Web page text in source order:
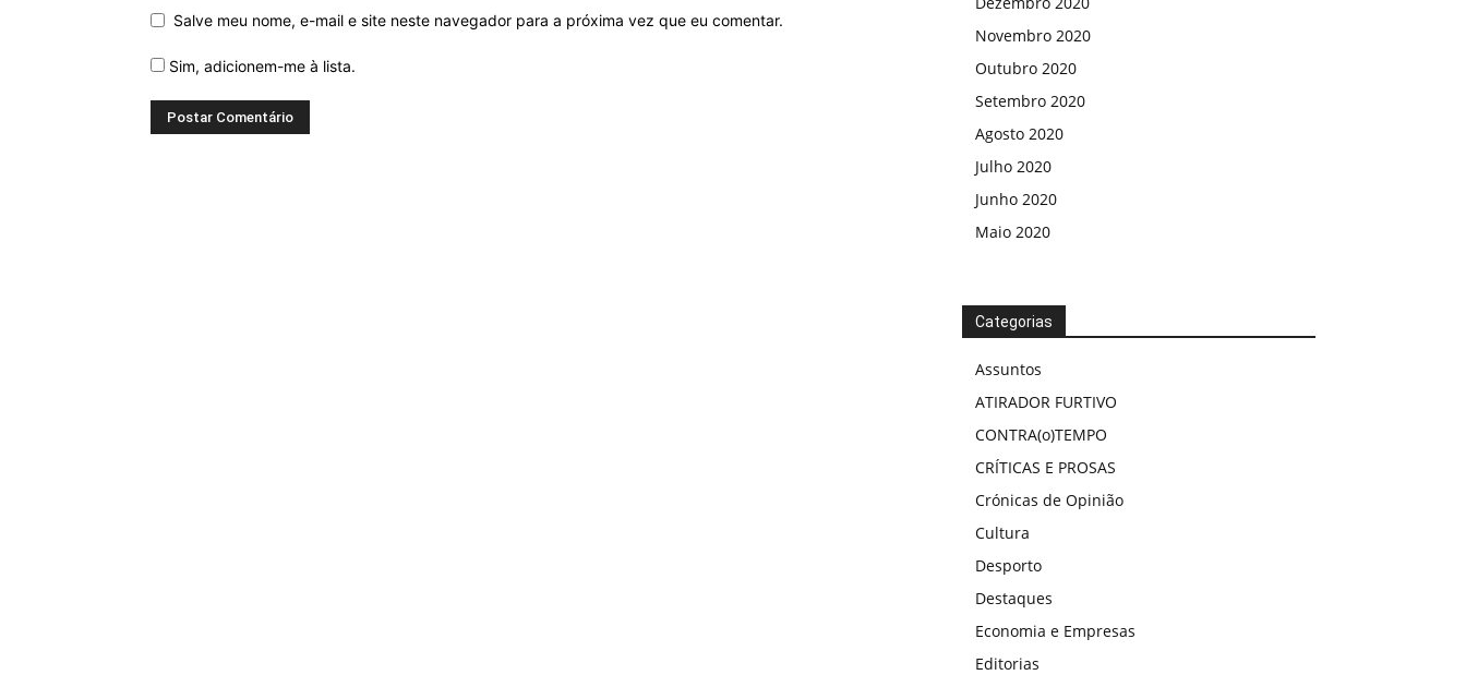
Salve meu nome, e-mail e site neste navegador para a próxima vez que eu comentar.
Sim, adicionem-me à lista.
Novembro 2020
Outubro 2020
Setembro 2020
Agosto 2020
Julho 2020
Junho 2020
Maio 2020
Categorias
Assuntos
ATIRADOR FURTIVO
CONTRA(o)TEMPO
CRÍTICAS E PROSAS
Crónicas de Opinião
Cultura
Desporto
Destaques
Economia e Empresas
Editorias